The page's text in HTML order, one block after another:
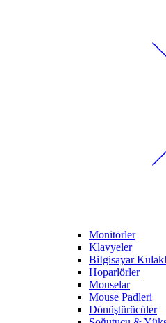
Monitörler
Klavyeler
BiIgisayar
Hoparlörler
Mouselar
Mouse Padleri
Dönüştürücüler